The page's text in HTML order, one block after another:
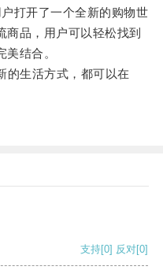
打开了一个全新的购物世
商品，用户可以轻松找到
结合。
生活方式，都可以在
支持[0] 反对[0]